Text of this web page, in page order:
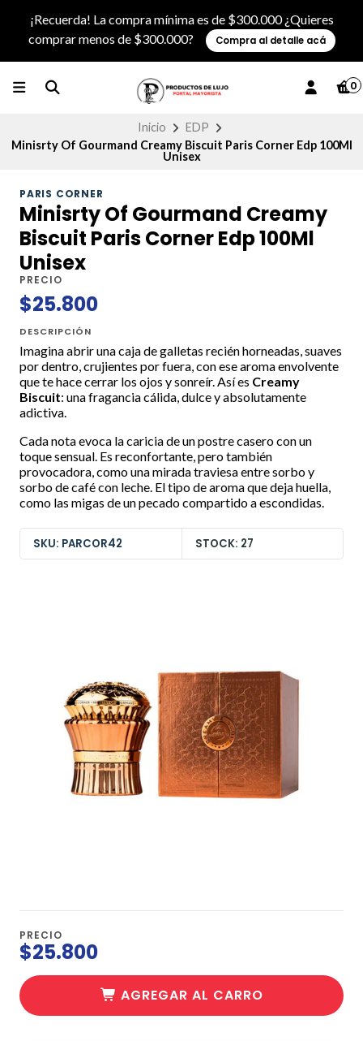
¡Recuerda! La compra mínima es de $300.000 ¿Quieres
comprar menos de $300.000?
Compra al detalle acá
0
Inicio
EDP
Minisrty Of Gourmand Creamy Biscuit Paris Corner Edp 100Ml
Unisex
PARIS CORNER
Minisrty Of Gourmand Creamy
Biscuit Paris Corner Edp 100Ml
Unisex
PRECIO
$25.800
DESCRIPCIÓN
Imagina abrir una caja de galletas recién horneadas, suaves
por dentro, crujientes por fuera, con ese aroma envolvente
que te hace cerrar los ojos y sonreír. Así es Creamy
Biscuit: una fragancia cálida, dulce y absolutamente
adictiva.
Cada nota evoca la caricia de un postre casero con un
toque sensual. Es reconfortante, pero también
provocadora, como una mirada traviesa entre sorbo y
sorbo de café con leche. El tipo de aroma que deja huella,
como las migas de un pecado compartido a escondidas.
SKU: PARCOR42 STOCK: 27
PRECIO
$25.800
AGREGAR AL CARRO